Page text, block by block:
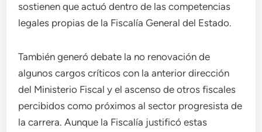
sostienen que actuó dentro de las competencias
legales propias de la Fiscalía General del Estado.
También generó debate la no renovación de
algunos cargos críticos con la anterior dirección
del Ministerio Fiscal y el ascenso de otros fiscales
percibidos como próximos al sector progresista de
la carrera. Aunque la Fiscalía justificó estas